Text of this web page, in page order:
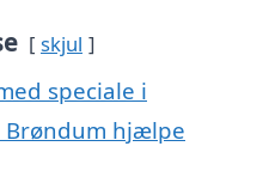
skjul
speciale i
Brøndum hjælpe